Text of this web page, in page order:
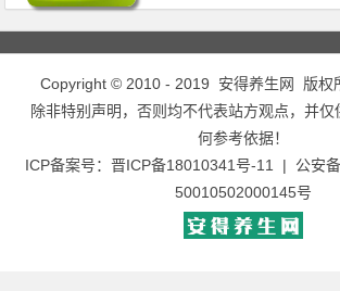
Copyright © 2010 - 2019 安得养生网 版权
除非特别声明，否则均不代表站方观点，并
何参考依据！
ICP备案号： 晋ICP备18010341号-11 | 公安备
50010502000145号